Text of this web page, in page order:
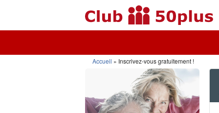
Accueil Inscrivez-vous gratuitement !